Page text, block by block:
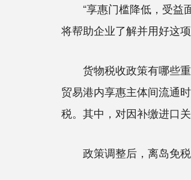
“享惠门槛降低，受益面
将帮助企业了解并用好这项
货物税收政策有哪些重
贸易港内享惠主体间流通
税。其中，对因补缴进口
政策调整后，离岛免税